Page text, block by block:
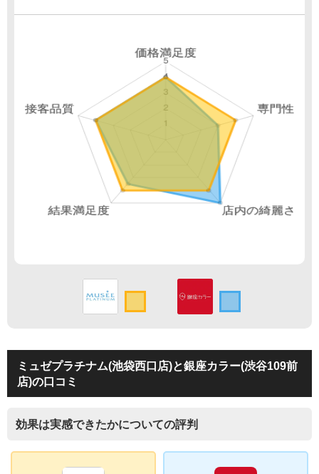
ミュゼプラチナム(池袋西口店)と銀座カラー(渋谷109前
店)の口コミ
効果は実感できたかについての評判